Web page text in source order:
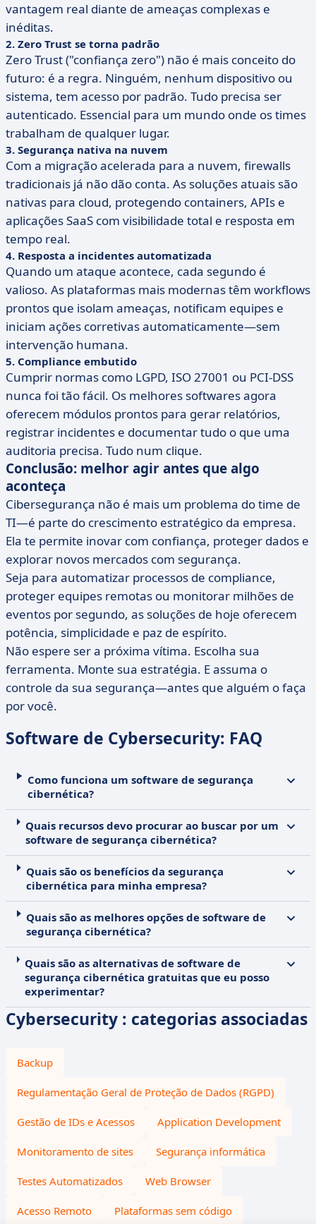
vantagem real diante de ameaças complexas e
inéditas.
2. Zero Trust se torna padrão
Zero Trust ("confiança zero") não é mais conceito do
futuro: é a regra. Ninguém, nenhum dispositivo ou
sistema, tem acesso por padrão. Tudo precisa ser
autenticado. Essencial para um mundo onde os times
trabalham de qualquer lugar.
3. Segurança nativa na nuvem
Com a migração acelerada para a nuvem, firewalls
tradicionais já não dão conta. As soluções atuais são
nativas para cloud, protegendo containers, APIs e
aplicações SaaS com visibilidade total e resposta em
tempo real.
4. Resposta a incidentes automatizada
Quando um ataque acontece, cada segundo é
valioso. As plataformas mais modernas têm workflows
prontos que isolam ameaças, notificam equipes e
iniciam ações corretivas automaticamente—sem
intervenção humana.
5. Compliance embutido
Cumprir normas como LGPD, ISO 27001 ou PCI-DSS
nunca foi tão fácil. Os melhores softwares agora
oferecem módulos prontos para gerar relatórios,
registrar incidentes e documentar tudo o que uma
auditoria precisa. Tudo num clique.
Conclusão: melhor agir antes que algo
aconteça
Cibersegurança não é mais um problema do time de
TI—é parte do crescimento estratégico da empresa.
Ela te permite inovar com confiança, proteger dados e
explorar novos mercados com segurança.
Seja para automatizar processos de compliance,
proteger equipes remotas ou monitorar milhões de
eventos por segundo, as soluções de hoje oferecem
potência, simplicidade e paz de espírito.
Não espere ser a próxima vítima. Escolha sua
ferramenta. Monte sua estratégia. E assuma o
controle da sua segurança—antes que alguém o faça
por você.
Software de Cybersecurity: FAQ
Como funciona um software de segurança
cibernética?
Quais recursos devo procurar ao buscar por um
software de segurança cibernética?
Quais são os benefícios da segurança
cibernética para minha empresa?
Quais são as melhores opções de software de
segurança cibernética?
Quais são as alternativas de software de
segurança cibernética gratuitas que eu posso
experimentar?
Cybersecurity : categorias associadas
Backup
Regulamentação Geral de Proteção de Dados (RGPD)
Gestão de IDs e Acessos Application Development
Monitoramento de sites Segurança informática
Testes Automatizados Web Browser
Acesso Remoto Plataformas sem código